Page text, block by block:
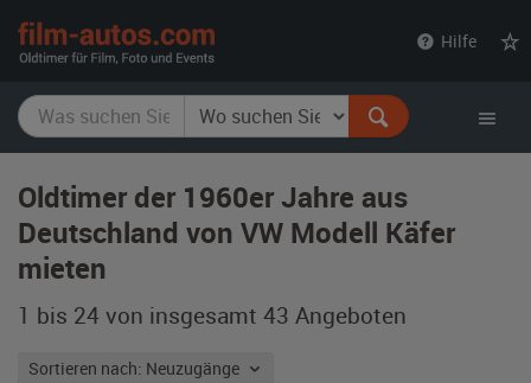
Hilfe
Oldtimer der 1960er Jahre aus
Deutschland von VW Modell Käfer
mieten
1 bis 24 von insgesamt 43 Angeboten
Sortieren nach: Neuzugänge